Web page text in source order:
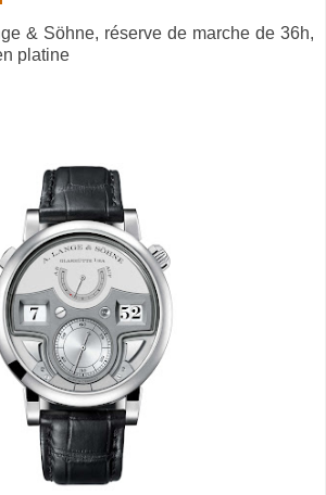
& Söhne, réserve de marche de 36h,
platine